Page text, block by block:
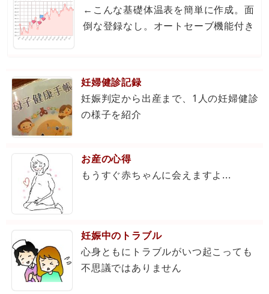
←こんな基礎体温表を簡単に作成。面
倒な登録なし。オートセーブ機能付き
妊婦健診記録
妊娠判定から出産まで、1人の妊婦健診
の様子を紹介
お産の心得
もうすぐ赤ちゃんに会えますよ...
妊娠中のトラブル
心身ともにトラブルがいつ起こっても
不思議ではありません